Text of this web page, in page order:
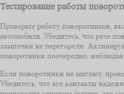
Тестирование работы
Проверьте работу поворотников,
автомобиля. Убедитесь, что реле
лампочки не перегорели.
поворотники поочередно,
Если поворотники не мигают,
Убедитесь, что все контакты